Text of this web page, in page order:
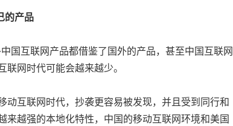
的产品
国互联网产品都借鉴了国外的产品，甚至中国互联网
网时代可能会越来越少。
互联网时代，抄袭更容易被发现，并且受到同行和
越强的本地化特性，中国的移动互联网环境和美国